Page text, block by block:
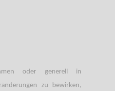
oder generell in
zu bewirken,